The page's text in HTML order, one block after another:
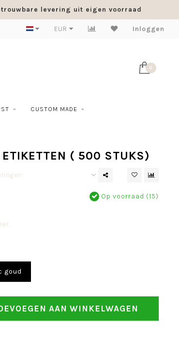
levering uit eigen voorraad
EUR Inloggen
0
CUSTOM MADE
ETIKETTEN ( 500 STUKS)
Op voorraad (15)
goud
AAN WINKELWAGEN